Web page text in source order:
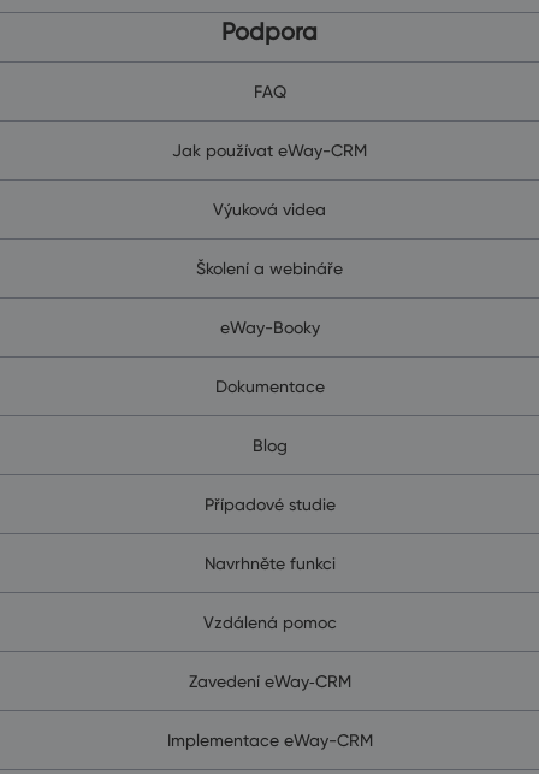
Podpora
FAQ
Jak používat eWay-CRM
Výuková videa
Školení a webináře
eWay-Booky
Dokumentace
Blog
Případové studie
Navrhněte funkci
Vzdálená pomoc
Zavedení eWay‑CRM
Implementace eWay-CRM